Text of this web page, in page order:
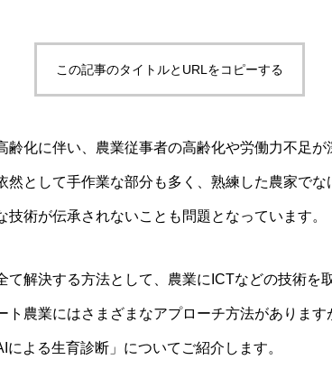
この記事のタイトルとURLをコピーする
齢化に伴い、農業従事者の高齢化や労働力不足が
然として手作業な部分も多く、熟練した農家で
技術が伝承されないことも問題となっています。
て解決する方法として、農業にICTなどの技術を
ト農業にはさまざまなアプローチ方法があります
よる生育診断」についてご紹介します。